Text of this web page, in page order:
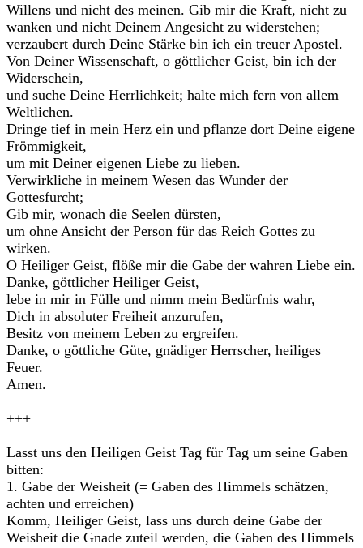
Willens und nicht des meinen. Gib mir die Kraft, nicht zu
wanken und nicht Deinem Angesicht zu widerstehen;
verzaubert durch Deine Stärke bin ich ein treuer Apostel.
Von Deiner Wissenschaft, o göttlicher Geist, bin ich der
Widerschein,
und suche Deine Herrlichkeit; halte mich fern von allem
Weltlichen.
Dringe tief in mein Herz ein und pflanze dort Deine eigene
Frömmigkeit,
um mit Deiner eigenen Liebe zu lieben.
Verwirkliche in meinem Wesen das Wunder der
Gottesfurcht;
Gib mir, wonach die Seelen dürsten,
um ohne Ansicht der Person für das Reich Gottes zu
wirken.
O Heiliger Geist, flöße mir die Gabe der wahren Liebe ein.
Danke, göttlicher Heiliger Geist,
lebe in mir in Fülle und nimm mein Bedürfnis wahr,
Dich in absoluter Freiheit anzurufen,
Besitz von meinem Leben zu ergreifen.
Danke, o göttliche Güte, gnädiger Herrscher, heiliges
Feuer.
Amen.
+++
Lasst uns den Heiligen Geist Tag für Tag um seine Gaben
bitten:
1. Gabe der Weisheit (= Gaben des Himmels schätzen,
achten und erreichen)
Komm, Heiliger Geist, lass uns durch deine Gabe der
Weisheit die Gnade zuteil werden, die Gaben des Himmels